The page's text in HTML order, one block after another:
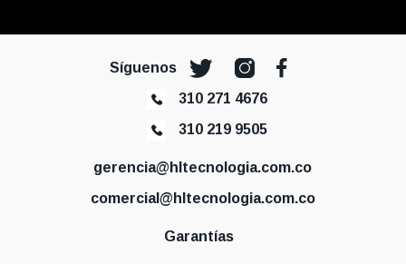
Síguenos
310 271 4676
310 219 9505
gerencia@hltecnologia.com.co
comercial@hltecnologia.com.co
Garantías